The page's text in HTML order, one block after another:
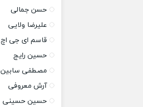
حسن جمالی
علیرضا ولایی
قاسم ای جی اچ
حسین رایج
مصطفی سابین
آرش معروفی
حسین حسینی